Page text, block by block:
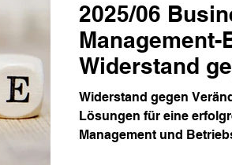
2025/06
Widerstand
Widerstand gegen
Lösungen für eine
Management und